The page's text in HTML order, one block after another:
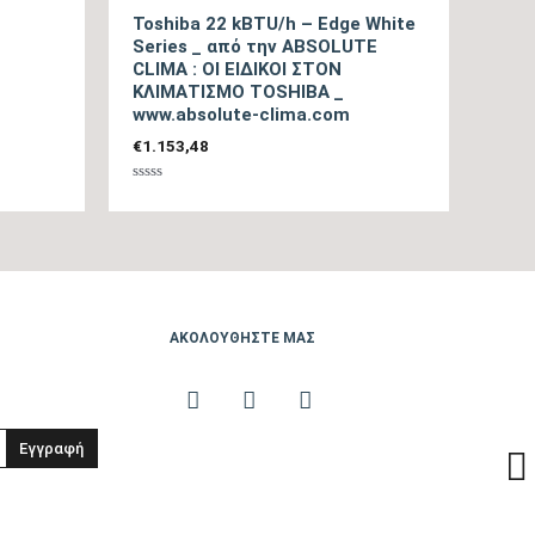
tbc
Toshiba 22 kBTU/h – Edge White
Series _ από την ABSOLUTE
CLIMA : ΟΙ ΕΙΔΙΚΟΙ ΣΤΟΝ
ΚΛΙΜΑΤΙΣΜΟ TOSHIBA _
www.absolute-clima.com
€1.153,48
με
Εγγραφή
ΑΚΟΛΟΥΘΗΣΤΕ ΜΑΣ